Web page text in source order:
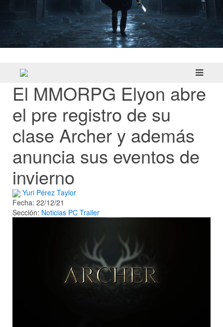
El MMORPG Elyon abre
el pre registro de su
clase Archer y además
anuncia sus eventos de
invierno
Yuri Pérez Taylor
Fecha: 22/12/21
Sección: Noticias PC Trailer